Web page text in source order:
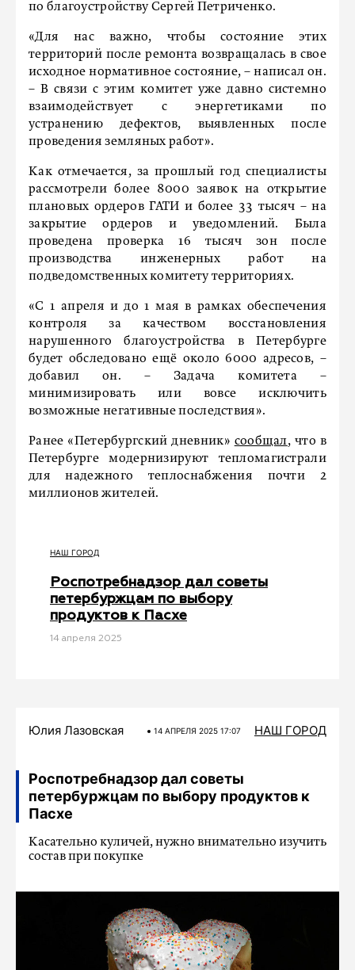
по благоустройству Сергей Петриченко.
«Для нас важно, чтобы состояние этих
территорий после ремонта возвращалась в свое
исходное нормативное состояние, – написал он.
– В связи с этим комитет уже давно системно
взаимодействует с энергетиками по
устранению дефектов, выявленных после
проведения земляных работ».
Как отмечается, за прошлый год специалисты
рассмотрели более 8000 заявок на открытие
плановых ордеров ГАТИ и более 33 тысяч – на
закрытие ордеров и уведомлений. Была
проведена проверка 16 тысяч зон после
производства инженерных работ на
подведомственных комитету территориях.
«С 1 апреля и до 1 мая в рамках обеспечения
контроля за качеством восстановления
нарушенного благоустройства в Петербурге
будет обследовано ещё около 6000 адресов, –
добавил он. – Задача комитета –
минимизировать или вовсе исключить
возможные негативные последствия».
Ранее «Петербургский дневник» сообщал, что в
Петербурге модернизируют тепломагистрали
для надежного теплоснабжения почти 2
миллионов жителей.
НАШ ГОРОД
Роспотребнадзор дал советы
петербуржцам по выбору
продуктов к Пасхе
14 апреля 2025
Юлия Лазовская 14 АПРЕЛЯ 2025 17:07 НАШ ГОРОД
Роспотребнадзор дал советы
петербуржцам по выбору продуктов к
Пасхе
Касательно куличей, нужно внимательно изучить
состав при покупке